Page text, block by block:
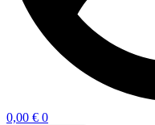
0,00 € 0